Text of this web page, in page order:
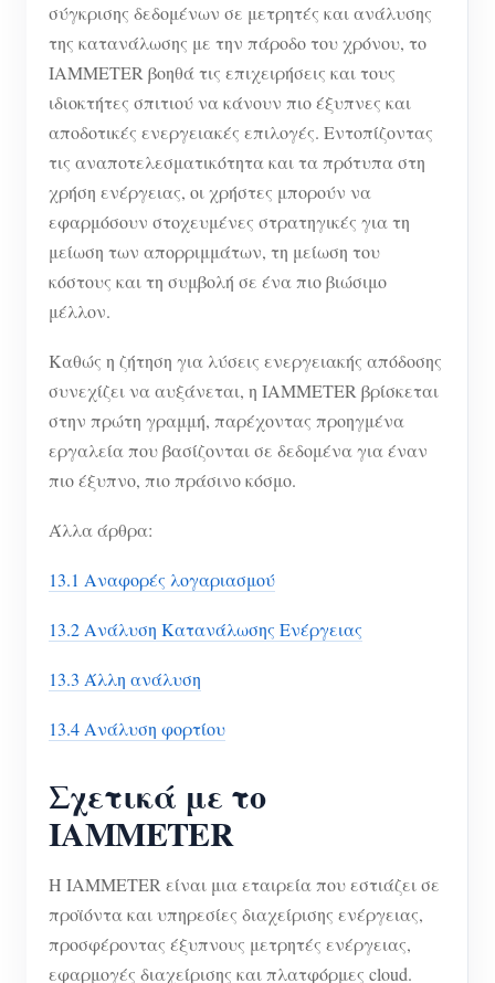
σύγκρισης δεδομένων σε μετρητές και ανάλυσης
της κατανάλωσης με την πάροδο του χρόνου, το
IAMMETER βοηθά τις επιχειρήσεις και τους
ιδιοκτήτες σπιτιού να κάνουν πιο έξυπνες και
αποδοτικές ενεργειακές επιλογές. Εντοπίζοντας
τις αναποτελεσματικότητα και τα πρότυπα στη
χρήση ενέργειας, οι χρήστες μπορούν να
εφαρμόσουν στοχευμένες στρατηγικές για τη
μείωση των απορριμμάτων, τη μείωση του
κόστους και τη συμβολή σε ένα πιο βιώσιμο
μέλλον.
Καθώς η ζήτηση για λύσεις ενεργειακής απόδοσης
συνεχίζει να αυξάνεται, η IAMMETER βρίσκεται
στην πρώτη γραμμή, παρέχοντας προηγμένα
εργαλεία που βασίζονται σε δεδομένα για έναν
πιο έξυπνο, πιο πράσινο κόσμο.
Άλλα άρθρα:
13.1 Αναφορές λογαριασμού
13.2 Ανάλυση Κατανάλωσης Ενέργειας
13.3 Άλλη ανάλυση
13.4 Ανάλυση φορτίου
Σχετικά με το
IAMMETER
Η IAMMETER είναι μια εταιρεία που εστιάζει σε
προϊόντα και υπηρεσίες διαχείρισης ενέργειας,
προσφέροντας έξυπνους μετρητές ενέργειας,
εφαρμογές διαχείρισης και πλατφόρμες cloud.